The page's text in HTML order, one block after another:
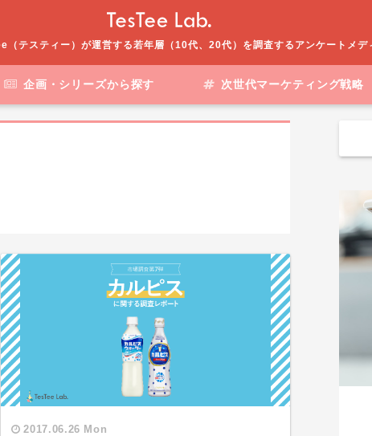
（テスティー）が運営する若年層（10代、20代）を調査するアンケートメデ
企画・シリーズから探す 次世代マーケティング戦略
2017.06.26 Mon